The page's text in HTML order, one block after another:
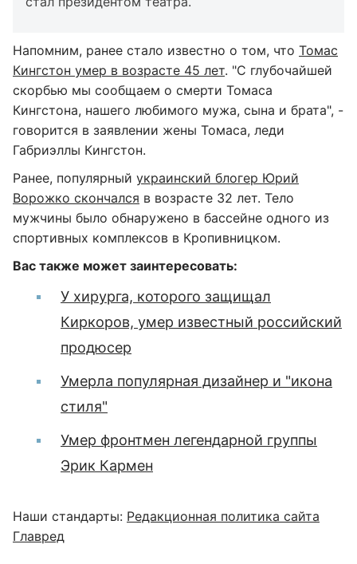
Напомним, ранее стало известно о том, что Томас
Кингстон умер в возрасте 45 лет. "С глубочайшей
скорбью мы сообщаем о смерти Томаса
Кингстона, нашего любимого мужа, сына и брата", -
говорится в заявлении жены Томаса, леди
Габриэллы Кингстон.
Ранее, популярный украинский блогер Юрий
Ворожко скончался в возрасте 32 лет. Тело
мужчины было обнаружено в бассейне одного из
спортивных комплексов в Кропивницком.
Вас также может заинтересовать:
У хирурга, которого защищал
Киркоров, умер известный российский
продюсер
Умерла популярная дизайнер и "икона
стиля"
Умер фронтмен легендарной группы
Эрик Кармен
Наши стандарты: Редакционная политика сайта
Главред